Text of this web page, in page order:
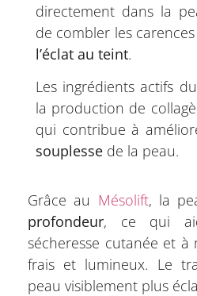
directement dans la
de combler les
l’éclat au teint.
Les ingrédients actifs du
la production de
qui contribue à
souplesse de la peau.
Grâce au Mésolift, la
profondeur, ce qui
sécheresse cutanée et
frais et lumineux. Le
peau visiblement plus